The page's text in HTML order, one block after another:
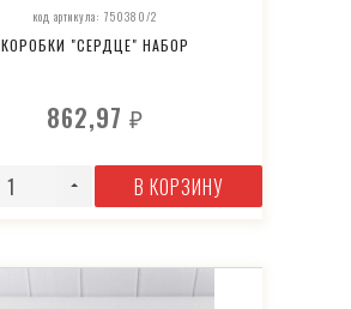
код артикула: 750380/2
КОРОБКИ "СЕРДЦЕ" НАБОР
862,97 ₽
В КОРЗИНУ